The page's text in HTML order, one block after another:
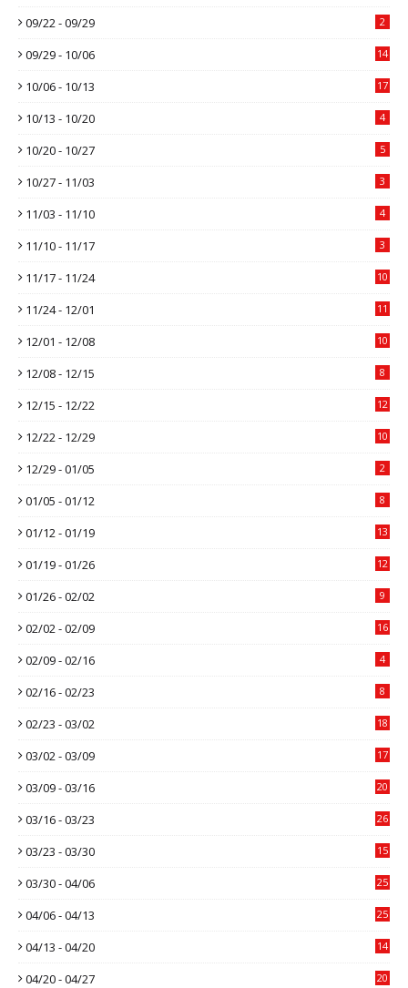
09/22 - 09/29 2
09/29 - 10/06 14
10/06 - 10/13 17
10/13 - 10/20 4
10/20 - 10/27 5
10/27 - 11/03 3
11/03 - 11/10 4
11/10 - 11/17 3
11/17 - 11/24 10
11/24 - 12/01 11
12/01 - 12/08 10
12/08 - 12/15 8
12/15 - 12/22 12
12/22 - 12/29 10
12/29 - 01/05 2
01/05 - 01/12 8
01/12 - 01/19 13
01/19 - 01/26 12
01/26 - 02/02 9
02/02 - 02/09 16
02/09 - 02/16 4
02/16 - 02/23 8
02/23 - 03/02 18
03/02 - 03/09 17
03/09 - 03/16 20
03/16 - 03/23 26
03/23 - 03/30 15
03/30 - 04/06 25
04/06 - 04/13 25
04/13 - 04/20 14
04/20 - 04/27 20